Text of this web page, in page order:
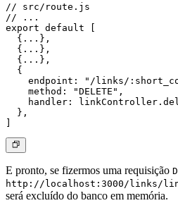
// src/route.js
// ...
export default [
  {...},
  {...},
  {...},
  {
endpoint: "/links/
    method: "DELETE",
handler:
  },
E pronto, se fizermos uma requisição
http://localhost:3000/links/
será excluído do banco em memória.